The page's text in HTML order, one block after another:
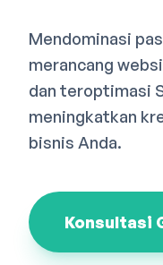
Bahasa Indonesia
Mendominasi
merancang
dan teroptimasi
meningkatkan
bisnis Anda.
Konsultasi